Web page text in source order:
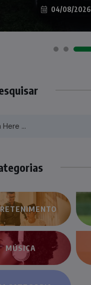
04/08/2026
07/08/2026
MÚSICA